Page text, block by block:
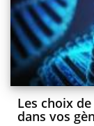
Les choix
dans vos